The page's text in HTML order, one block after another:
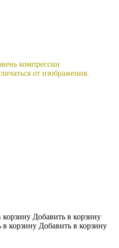
компрессии
от изображения.
корзину Добавить в корзину
в корзину Добавить в корзину